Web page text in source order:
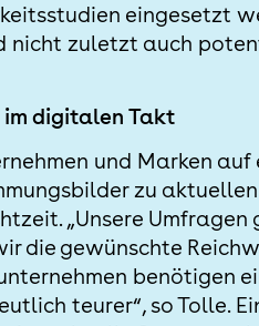
eingesetzt
nicht zuletzt auch
digitalen Takt
und Marken
zu aktuellen
„Unsere
die gewünschte
benötigen
teurer“, so Tolle.